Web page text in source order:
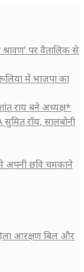
पर वैतालिक से
में भाजपा का
राय बने अध्यक्ष*
रॉय, सालबोनी
अपनी छवि चमकाने
आरक्षण बिल और